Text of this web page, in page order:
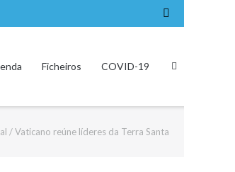
Ficheiros COVID-19
/Vaticano reúne líderes da Terra Santa